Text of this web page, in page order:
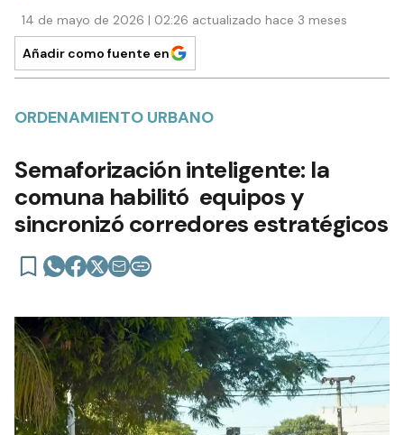
14 de mayo de 2026 | 02:26 actualizado hace 3 meses
Añadir como fuente en
ORDENAMIENTO URBANO
Semaforización inteligente: la
comuna habilitó equipos y
sincronizó corredores estratégicos